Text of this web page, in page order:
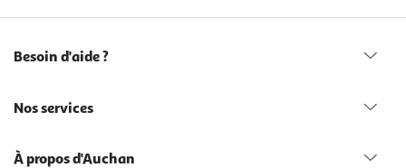
Besoin d'aide ?
Nos services
À propos d'Auchan